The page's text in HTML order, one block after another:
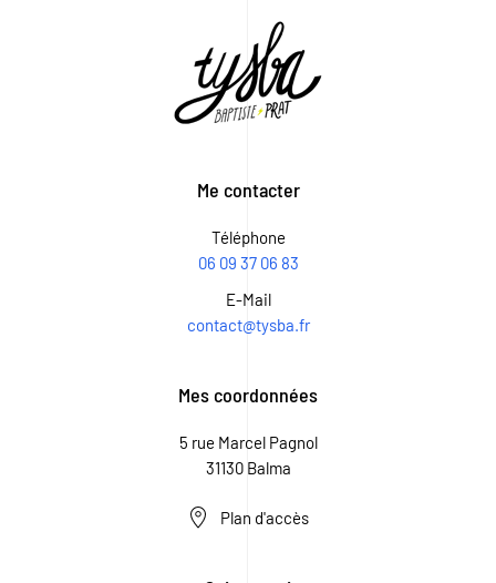
Me contacter
Téléphone
06 09 37 06 83
E-Mail
contact@tysba.fr
Mes coordonnées
5 rue Marcel Pagnol
31130 Balma
Plan d'accès